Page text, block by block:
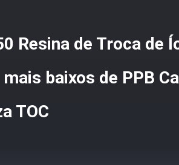
Resina de Troca de
baixos de PPB
TOC